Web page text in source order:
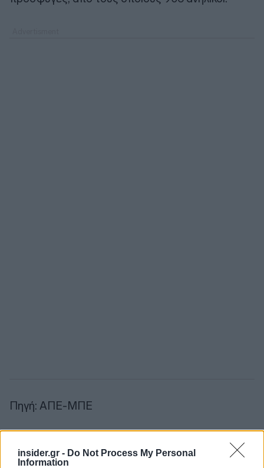
insider.gr - Do Not Process My Personal
Information
Πηγή: ΑΠΕ-ΜΠΕ